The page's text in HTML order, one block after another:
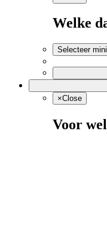
Welke
Selecteer
×Close
Voor